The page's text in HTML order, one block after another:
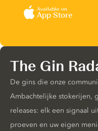
Available on
App Store
The Gin
De gins die onze
Ambachtelijke stokerijen,
releases: elk een signaal
proeven en uw eigen